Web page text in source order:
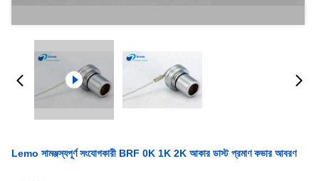
Lemo সামঞ্জস্যপূর্ণ সংযোগকারী BRF 0K 1K 2K আকার ডাস্ট প্রমাণ কভার আবরণ